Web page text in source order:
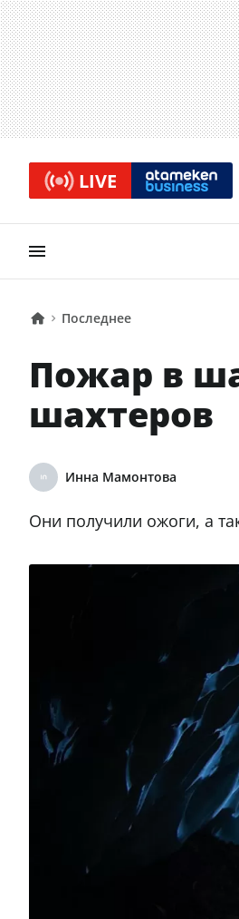
LIVE
Последнее
Пожар в
шахтеров
Инна Мамонтова
Они получили ожоги, а